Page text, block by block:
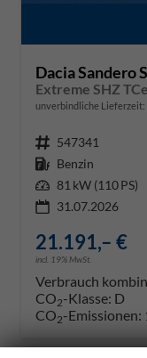
Dacia Sandero
Extreme SHZ
unverbindliche Lieferzeit:
Fahrzeugnr. 547341
Kraftstoff Benzin
Leistung 81 kW (110 PS)
31.07.2026
21.191,– €
incl. 19% MwSt.
Verbrauch
CO2-Klasse: D
CO2-Emissionen: